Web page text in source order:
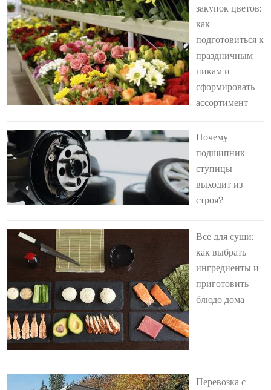
закупок цветов:
как
подготовиться к
праздничным
пикам и
сформировать
ассортимент
Почему
подшипник
ступицы
выходит из
строя?
Все для суши:
как выбрать
ингредиенты и
приготовить
блюдо дома
Перевозка с